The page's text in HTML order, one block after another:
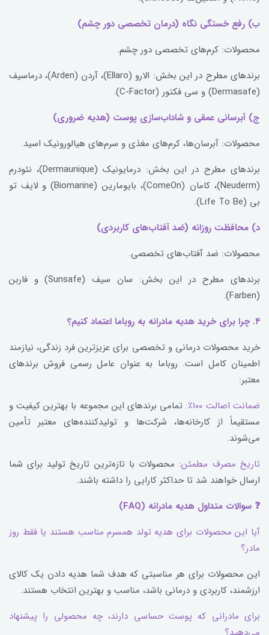
ب) رفع خستگی نگاه (درمان تخصصی دور چشم)
محصولات: کرم‌های تخصصی دور چشم.
برندهای مطرح در این بخش: الارو (Ellaro)، آردن (Arden)، درماسیف
(Dermasafe) و سی فکتور (C-Factor).
ج) آبرسانی عمقی و شاداب‌سازی پوست (هدیه ضروری)
محصولات: آبرسان‌ها، کرم‌های مغذی و سرم‌های هیالورونیک اسید.
برندهای مطرح در این بخش: درمایونیک (Dermaunique)، نئودرم
(Neuderm)، کامان (ComeOn)، بایومارین (Biomarine) و لایف تو
بی (Life To Be).
د) محافظت روزانه (ضد آفتاب‌های کاربردی)
محصولات: ضد آفتاب‌های تخصصی.
برندهای مطرح در این بخش: سان سیف (Sunsafe) و فاربن
(Farben).
۴. چرا برای خرید هدیه مادرانه به روباما اعتماد کنیم؟
خرید محصولات درمانی و تخصصی برای عزیزترین فرد زندگی، نیازمند
اطمینان کامل است. روباما به عنوان عامل رسمی فروش برندهای
معتبر:
ضمانت اصالت ۱۰۰٪:
تمامی برندهای این مجموعه با بهترین کیفیت و
مستقیماً از کارخانه‌ها، شرکت‌ها و تولیدکننده‌های معتبر تأمین
می‌شوند.
تاریخ مصرف مطمئن: محصولات با تازه‌ترین تاریخ تولید برای شما
ارسال خواهند شد تا حداکثر کارایی را داشته باشند.
❓ سوالات متداول هدیه مادرانه (FAQ)
آیا این محصولات برای هدیه تولد همسرم مناسب هستند یا فقط روز
مادر؟
این محصولات برای هر مناسبتی که هدف شما هدیه دادن یک کالای
ارزشمند، کاربردی و درمانی باشد، مناسب و بهترین انتخاب هستند.
برای مادرانی که پوست حساسی دارند، چه محصولی را پیشنهاد